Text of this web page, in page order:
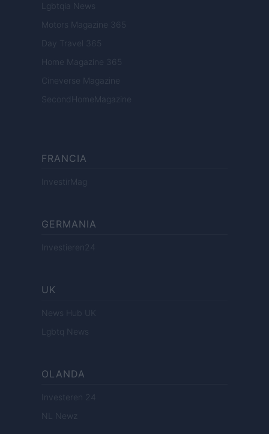
Lgbtqia News
Motors Magazine 365
Day Travel 365
Home Magazine 365
Cineverse Magazine
SecondHomeMagazine
FRANCIA
InvestirMag
GERMANIA
Investieren24
UK
News Hub UK
Lgbtq News
OLANDA
Investeren 24
NL Newz